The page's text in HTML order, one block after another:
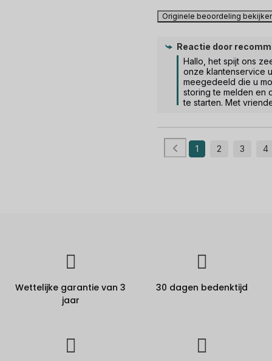
Originele beoordeling
Reactie door
Hallo, het spijt ons
onze klantenservice
meegedeeld die u
storing te melden en
te starten. Met
1 2 3 4
Wettelijke garantie van 3
jaar
30 dagen bedenktijd